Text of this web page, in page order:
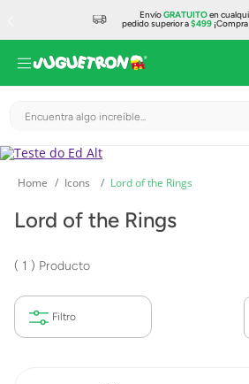
EnvíoGRATUITOen
pedido superior a$499¡Compra
Encuentra algo increíble...
Icons Lord of the Rings
Lord of the Rings
1 Producto